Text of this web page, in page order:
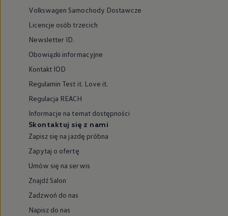
Volkswagen Samochody Dostawcze
Licencje osób trzecich
Newsletter ID.
Obowiązki informacyjne
Kontakt IOD
Regulamin Test it. Love it.
Regulacja REACH
Informacje na temat dostępności
Skontaktuj się z nami
Zapisz się na jazdę próbna
Zapytaj o ofertę
Umów się na serwis
Znajdź Salon
Zadzwoń do nas
Napisz do nas